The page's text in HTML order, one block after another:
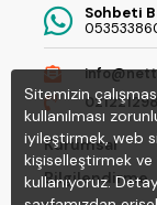
Sohbeti
Kurumsal
Bilgilendirme
Sitemizin
kullanılması
iyileştirmek, web
kişiselleştirmek
kullanıyoruz.